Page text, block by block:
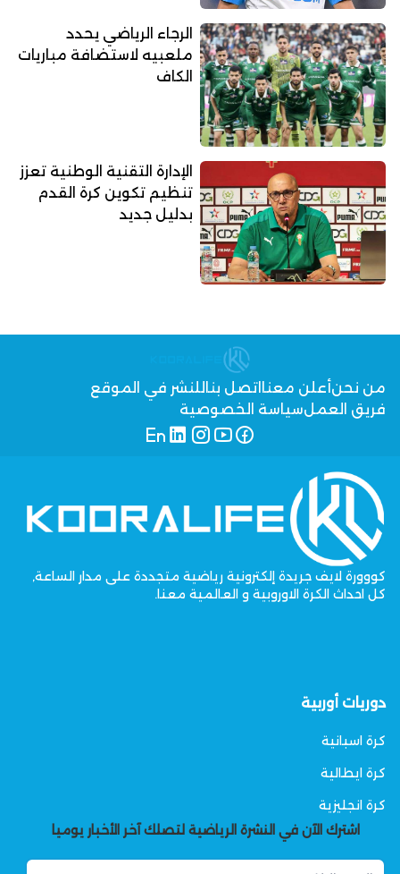
الرجاء الرياضي يحدد
ملعبيه لاستضافة مباريات
الكاف
الإدارة التقنية الوطنية تعزز
تنظيم تكوين كرة القدم
بدليل جديد
من نحنأعلن معنا اتصل بنا للنشر في الموقع
فريق العملسياسة الخصوصية
كووورة لايف جريدة إلكترونية رياضية متجددة على مدار الساعة,
كل احداث الكرة الاوروبية و العالمية معنا.
دوريات أوربية
كرة اسبانية
كرة ايطالية
كرة انجليزية
اشترك الآن في النشرة الرياضية لتصلك آخر الأخبار يوميا